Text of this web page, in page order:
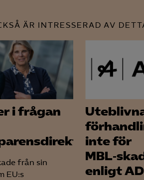
Google

Google
Meta
YouTube
LinkedIn
ÄR INTRESSERAD AV
i frågan
från sin
EU:s
inte för
enligt AD